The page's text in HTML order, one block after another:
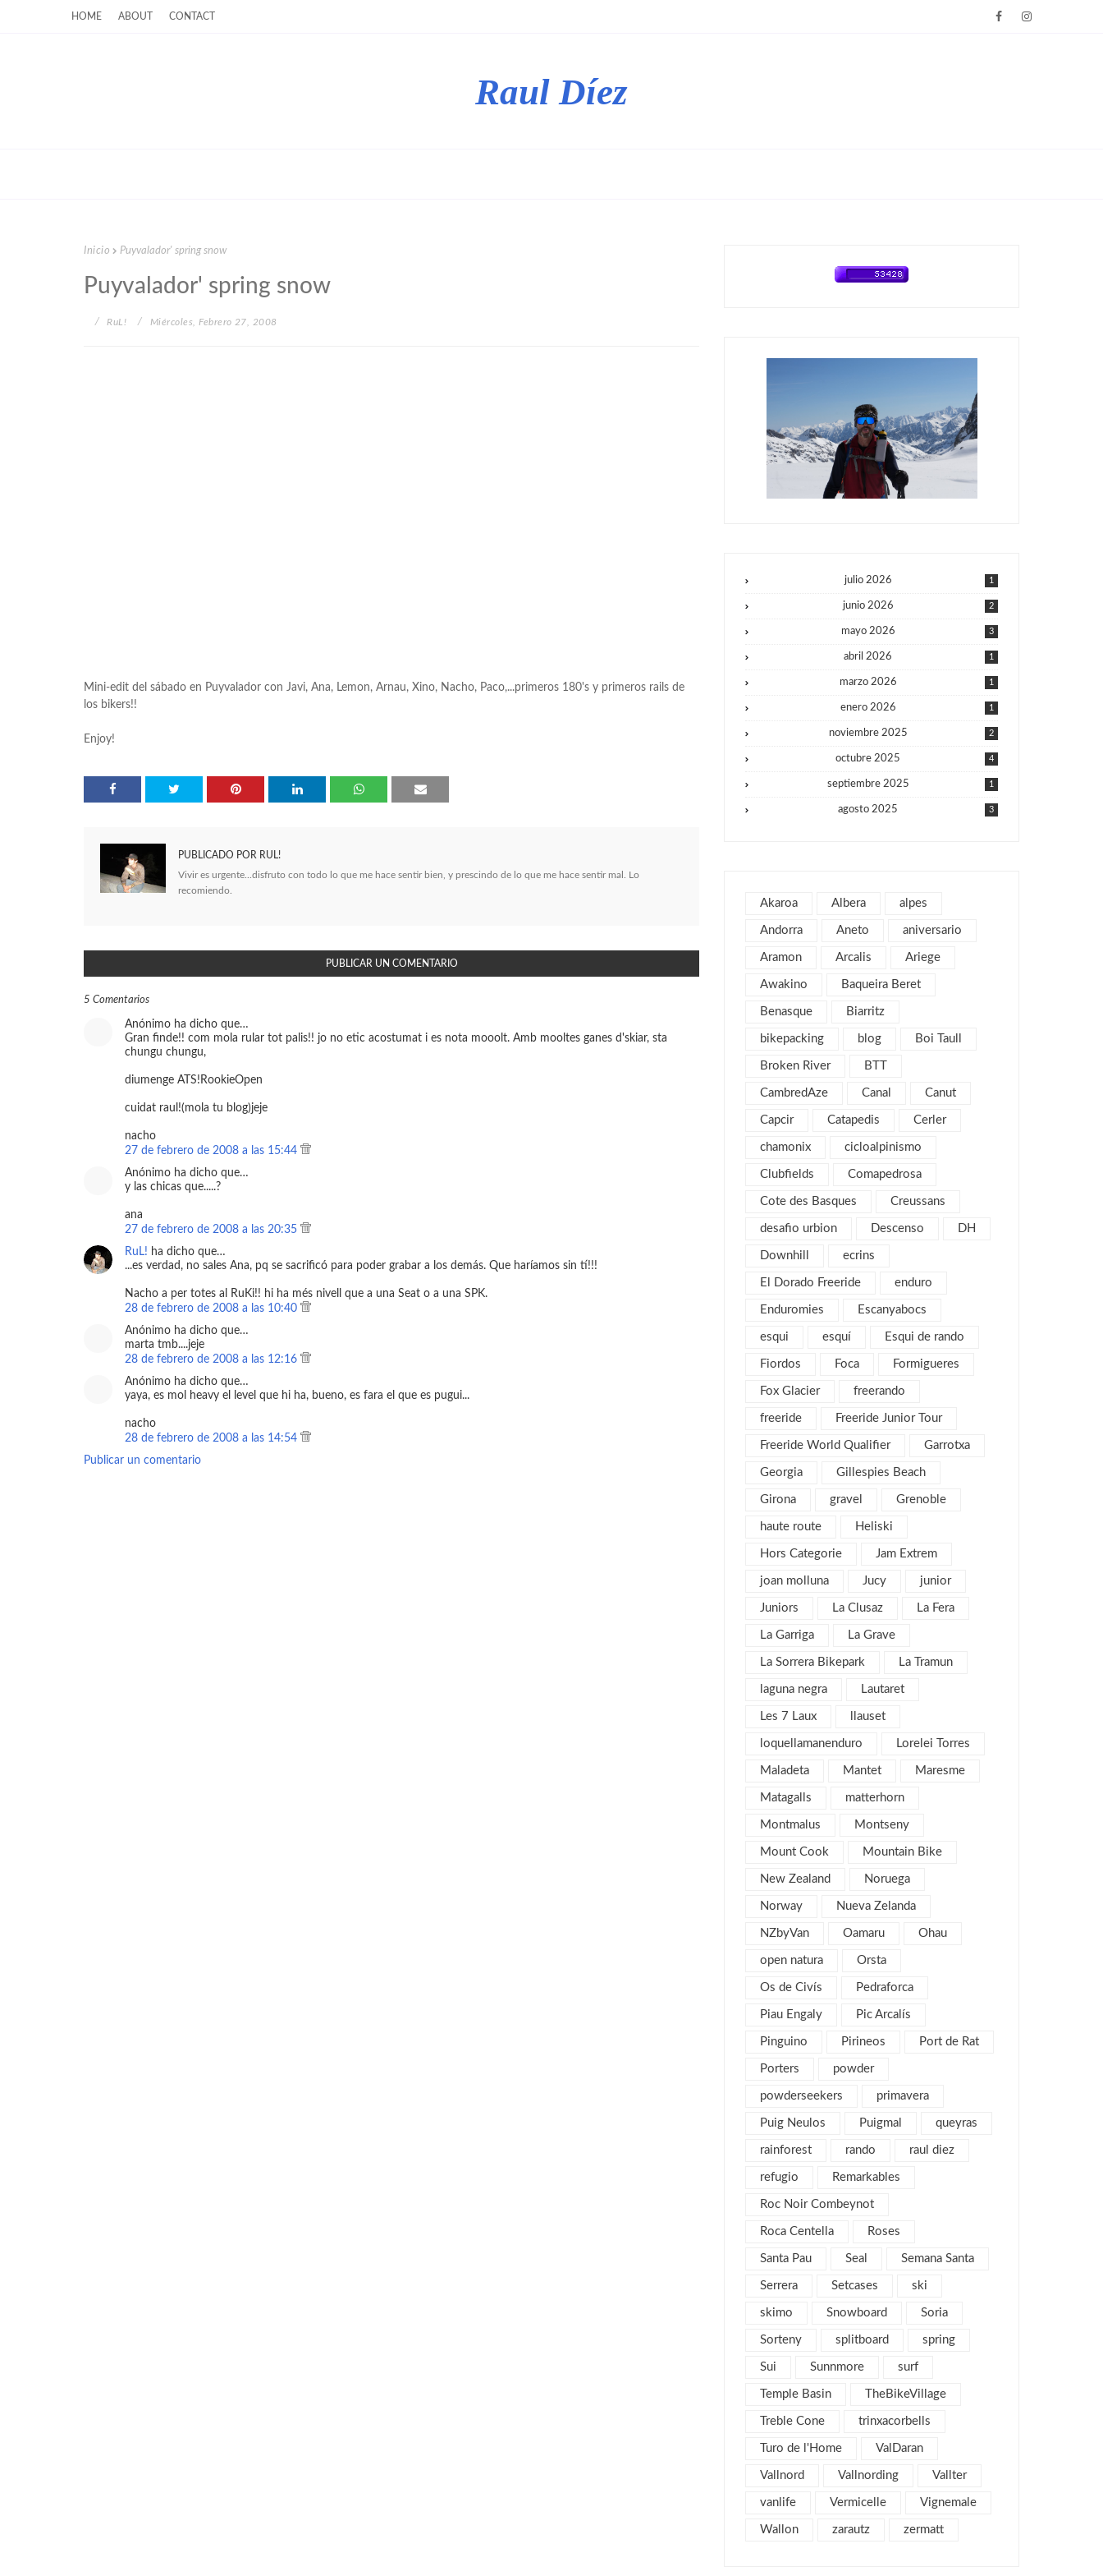
HOME ABOUT CONTACT
Raul Díez
Inicio Puyvalador' spring snow
Puyvalador' spring snow
RuL! Miércoles, Febrero 27, 2008
Mini-edit del sábado en Puyvalador con Javi, Ana, Lemon, Arnau, Xino, Nacho, Paco,...primeros 180's y primeros rails de
los bikers!!
Enjoy!
PUBLICADO POR RUL!
Vivir es urgente...disfruto con todo lo que me hace sentir bien, y prescindo de lo que me hace sentir mal. Lo
recomiendo.
PUBLICAR UN COMENTARIO
5 Comentarios
Anónimo ha dicho que…
Gran finde!! com mola rular tot palis!! jo no etic acostumat i es nota mooolt. Amb mooltes ganes d'skiar, sta
chungu chungu,
diumenge ATS!RookieOpen
cuidat raul!(mola tu blog)jeje
nacho
27 de febrero de 2008 a las 15:44
Anónimo ha dicho que…
y las chicas que.....?
ana
27 de febrero de 2008 a las 20:35
RuL! ha dicho que…
...es verdad, no sales Ana, pq se sacrificó para poder grabar a los demás. Que haríamos sin tí!!!
Nacho a per totes al RuKi!! hi ha més nivell que a una Seat o a una SPK.
28 de febrero de 2008 a las 10:40
Anónimo ha dicho que…
marta tmb....jeje
28 de febrero de 2008 a las 12:16
Anónimo ha dicho que…
yaya, es mol heavy el level que hi ha, bueno, es fara el que es pugui...
nacho
28 de febrero de 2008 a las 14:54
Publicar un comentario
julio 2026 1
junio 2026 2
mayo 2026 3
abril 2026 1
marzo 2026 1
enero 2026 1
noviembre 2025 2
octubre 2025 4
septiembre 2025 1
agosto 2025 3
abril 2019
marzo 2019
febrero 2019
enero 2019
diciembre 2018
julio 2018
febrero 2018
enero 2018
noviembre 2017
marzo 2017
febrero 2017
enero 2017
diciembre 2016
noviembre 2016
octubre 2016
septiembre 2016
agosto 2016
julio 2016
junio 2016
mayo 2016
noviembre 2013
mayo 2013
marzo 2013
febrero 2013
enero 2013
diciembre 2012
noviembre 2012
octubre 2012
septiembre 2012
diciembre 2011
noviembre 2011
octubre 2011
septiembre 2011
agosto 2011
julio 2011
junio 2011
mayo 2011
abril 2011
Akaroa Albera alpes
Andorra Aneto aniversario
Aramon Arcalis Ariege
Awakino Baqueira Beret
Benasque Biarritz
bikepacking blog Boi Taull
Broken River BTT
CambredAze Canal Canut
Capcir Catapedis Cerler
chamonix cicloalpinismo
Clubfields Comapedrosa
Cote des Basques Creussans
desafio urbion Descenso DH
Downhill ecrins
El Dorado Freeride enduro
Enduromies Escanyabocs
esqui esquí Esqui de rando
Fiordos Foca Formigueres
Fox Glacier freerando
freeride Freeride Junior Tour
Freeride World Qualifier Garrotxa
Georgia Gillespies Beach
Girona gravel Grenoble
haute route Heliski
Hors Categorie Jam Extrem
joan molluna Jucy junior
Juniors La Clusaz La Fera
La Garriga La Grave
La Sorrera Bikepark La Tramun
laguna negra Lautaret
Les 7 Laux llauset
loquellamanenduro Lorelei Torres
Maladeta Mantet Maresme
Matagalls matterhorn
Montmalus Montseny
Mount Cook Mountain Bike
New Zealand Noruega
Norway Nueva Zelanda
NZbyVan Oamaru Ohau
open natura Orsta
Os de Civís Pedraforca
Piau Engaly Pic Arcalís
Pinguino Pirineos Port de Rat
Porters powder
powderseekers primavera
Puig Neulos Puigmal queyras
rainforest rando raul diez
refugio Remarkables
Roc Noir Combeynot
Roca Centella Roses
Santa Pau Seal Semana Santa
Serrera Setcases ski
skimo Snowboard Soria
Sorteny splitboard spring
Sui Sunnmore surf
Temple Basin TheBikeVillage
Treble Cone trinxacorbells
Turo de l'Home ValDaran
Vallnord Vallnording Vallter
vanlife Vermicelle Vignemale
Wallon zarautz zermatt